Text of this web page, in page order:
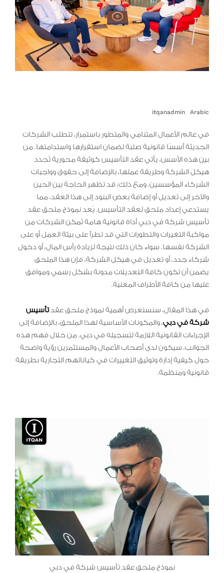
Arabic
itqanadmin
في عالم الأعمال المتنامي والمتطور باستمرار، تتطلب الشركات
الحديثة أسسًا قانونية صلبة لضمان استقرارها واستدامتها. من
بين هذه الأسس، يأتي عقد التأسيس كوثيقة محورية تُحدد
هيكل الشركة وطريقة عملها، بالإضافة إلى حقوق وواجبات
الشركاء المؤسسين. ومع ذلك، قد تظهر الحاجة بين الحين
والآخر إلى تعديل أو إضافة بعض البنود إلى هذا العقد، مما
يستدعي إعداد ملحق لعقد التأسيس. يُعد نموذج ملحق عقد
تأسيس شركة في دبي أداة قانونية هامة تُمكن الشركات من
مواكبة التغيرات والتطورات التي قد تطرأ على بيئة العمل أو على
الشركة نفسها. سواء كان ذلك نتيجة لزيادة رأس المال، أو دخول
شركاء جدد، أو تعديل في هيكل الشركة، فإن هذا الملحق
يضمن أن تكون كافة التعديلات مدونة بشكل رسمي وموافق
عليها من كافة الأطراف المعنية.
في هذا المقال، سنستعرض أهمية نموذج ملحق عقدتأسيس
شركة في دبي، والمكونات الأساسية لهذا الملحق، بالإضافة إلى
الإجراءات القانونية اللازمة لتسجيله في دبي. من خلال فهم هذه
الجوانب، سيكون لدى أصحاب الأعمال والمستثمرين رؤية واضحة
حول كيفية إدارة وتوثيق التغييرات في كياناتهم التجارية بطريقة
قانونية ومنظمة.
نموذج ملحق عقد تأسيس شركة في دبي